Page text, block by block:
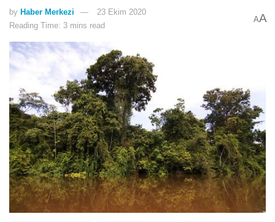
by Haber Merkezi
23 Ekim 2020
Reading Time: 3 mins read
AA